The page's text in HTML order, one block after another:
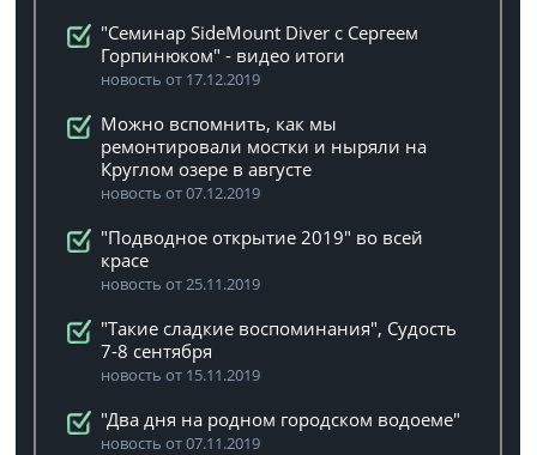
"Семинар SideMount Diver с Сергеем
Горпинюком" - видео итоги
новость от 17.12.2019
Можно вспомнить, как мы
ремонтировали мостки и ныряли на
Круглом озере в августе
новость от 07.12.2019
"Подводное открытие 2019" во всей
красе
новость от 25.11.2019
"Такие сладкие воспоминания", Судость
7-8 сентября
новость от 15.11.2019
"Два дня на родном городском водоеме"
новость от 07.11.2019